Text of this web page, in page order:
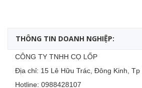
THÔNG TIN DOANH NGHIỆP:
CÔNG TY TNHH CỌ LỐP
Địa chỉ: 15 Lê Hữu Trác, Đông Kinh, Tp
Hotline: 0988428107